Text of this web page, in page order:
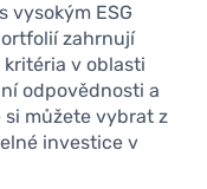
vysokým ESG
zahrnují
v oblasti
odpovědnosti a
si můžete vybrat z
investice v